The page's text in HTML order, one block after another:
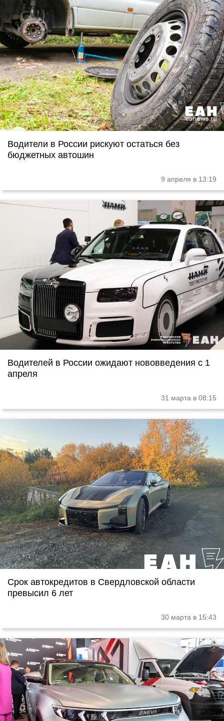
Водители в России рискуют остаться без
бюджетных автошин
9 апреля в 13:19
Водителей в России ожидают нововведения с 1
апреля
31 марта в 08:15
Срок автокредитов в Свердловской области
превысил 6 лет
30 марта в 15:43